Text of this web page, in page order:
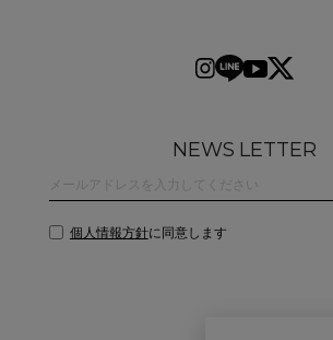
NEWS LETTER
個人情報方針に同意します